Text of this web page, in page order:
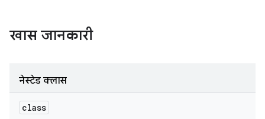
खास जानकारी
नेस्टेड क्लास
class